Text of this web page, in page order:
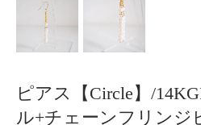
ピアス【Circle】/
ル+チェーンフリンジ